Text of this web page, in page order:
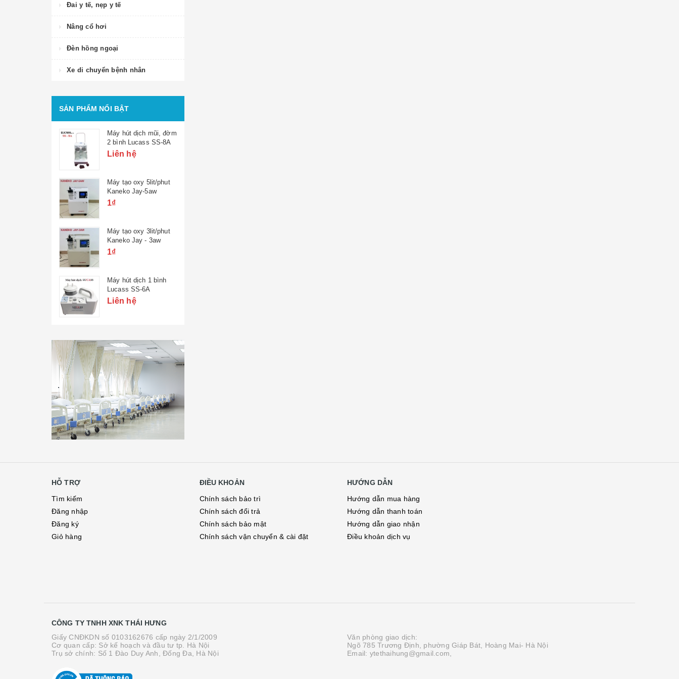
Đai y tế, nẹp y tế
Nâng cổ hơi
Đèn hồng ngoại
Xe di chuyển bệnh nhân
SẢN PHẨM NỔI BẬT
Máy hút dịch mũi, đờm
2 bình Lucass SS-8A
Liên hệ
Máy tạo oxy 5lit/phut
Kaneko Jay-5aw
1₫
Máy tạo oxy 3lit/phut
Kaneko Jay - 3aw
1₫
Máy hút dịch 1 bình
Lucass SS-6A
Liên hệ
HỖ TRỢ
Tìm kiếm
Đăng nhập
Đăng ký
Giỏ hàng
ĐIỀU KHOẢN
Chính sách bảo trì
Chính sách đổi trả
Chính sách bảo mật
Chính sách vận chuyển & cài đặt
HƯỚNG DẪN
Hướng dẫn mua hàng
Hướng dẫn thanh toán
Hướng dẫn giao nhận
Điều khoản dịch vụ
CÔNG TY TNHH XNK THÁI HƯNG
Giấy CNĐKDN số 0103162676 cấp ngày 2/1/2009
Cơ quan cấp: Sở kế hoạch và đầu tư tp. Hà Nội
Trụ sở chính: Số 1 Đào Duy Anh, Đống Đa, Hà Nội
Văn phòng giao dịch:
Ngõ 785 Trương Định, phường Giáp Bát, Hoàng Mai- Hà Nội
Email: ytethaihung@gmail.com,